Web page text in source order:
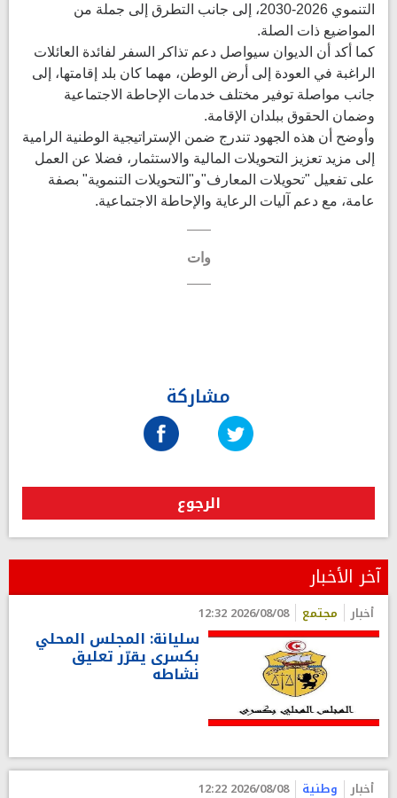
التنموي 2026-2030، إلى جانب التطرق إلى جملة من
المواضيع ذات الصلة.
كما أكد أن الديوان سيواصل دعم تذاكر السفر لفائدة العائلات
الراغبة في العودة إلى أرض الوطن، مهما كان بلد إقامتها، إلى
جانب مواصلة توفير مختلف خدمات الإحاطة الاجتماعية
وضمان الحقوق ببلدان الإقامة.
وأوضح أن هذه الجهود تندرج ضمن الإستراتيجية الوطنية الرامية
إلى مزيد تعزيز التحويلات المالية والاستثمار، فضلا عن العمل
على تفعيل "تحويلات المعارف"و"التحويلات التنموية" بصفة
عامة، مع دعم آليات الرعاية والإحاطة الاجتماعية.
وات
مشاركة
الرجوع
آخر الأخبار
أخبار مجتمع 2026/08/08 12:32
سليانة: المجلس المحلي
بكسرى يقرّر تعليق
نشاطه
أخبار وطنية 2026/08/08 12:22